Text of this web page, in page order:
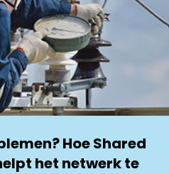
Hoe Shared
het netwerk te